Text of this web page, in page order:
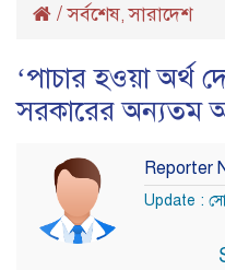
/সর্বশেষ,সারাদেশ
‘পাচার হওয়া অর্থ
সরকারের অন্যতম
Reporter
Update :